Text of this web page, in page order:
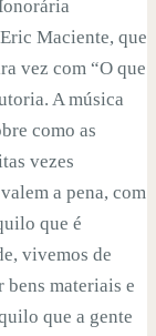
Maciente, que
vez com “O que
A música
como as
vezes
a pena, com
que é
vivemos de
bens materiais e
que a gente